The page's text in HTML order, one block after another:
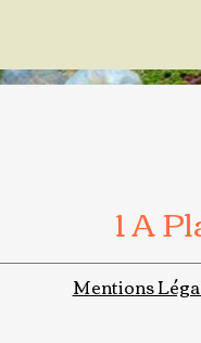
1 A
Mentions